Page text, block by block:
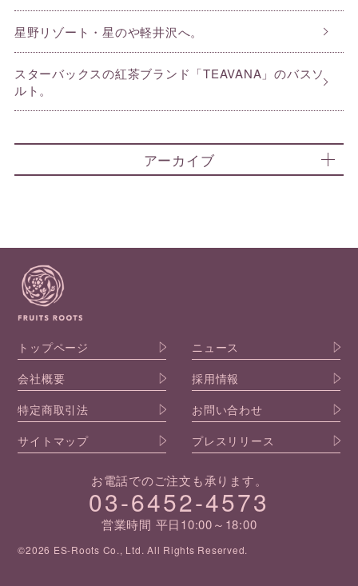
星野リゾート・星のや軽井沢へ。
スターバックスの紅茶ブランド「TEAVANA」のバスソ
ルト。
アーカイブ
トップページ
ニュース
会社概要
採用情報
特定商取引法
お問い合わせ
サイトマップ
プレスリリース
お電話でのご注文も承ります。
03-6452-4573
営業時間 平日10:00～18:00
©2026 ES-Roots Co., Ltd. All Rights Reserved.